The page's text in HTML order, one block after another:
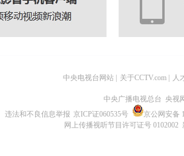
中央电视台网站 关于CCTV.com 人
中央广播电视总台 央视
违法和不良信息举报 京ICP证060535号
京公网安备
网上传播视听节目许可证号 0102002